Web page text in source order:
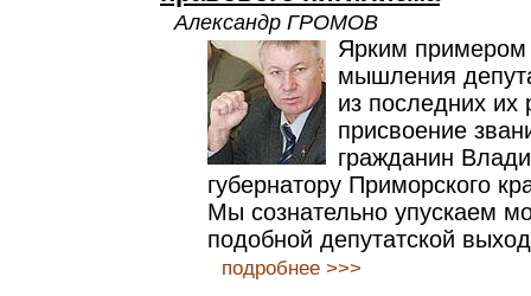
Александр ГРОМОВ
Ярким примером
мышления
из последних
присвоение
гражданин
губернатору Приморского
Мы сознательно упускаем
подобной депутатской
подробнее >>>